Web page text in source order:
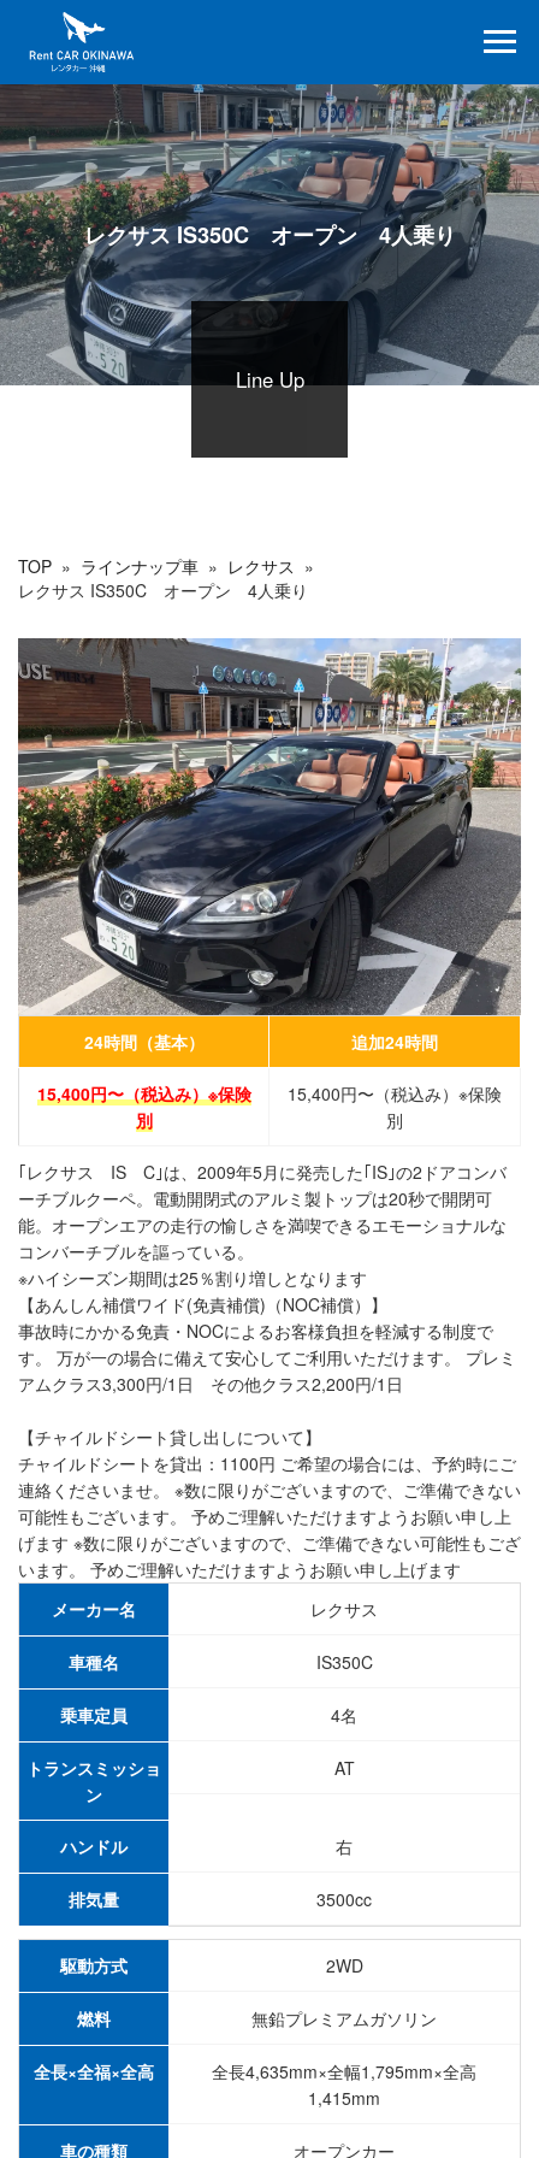
レクサス IS350C オープン 4人乗り
Line Up
TOP » ラインナップ車 » レクサス »
レクサス IS350C オープン 4人乗り
24時間（基本） 追加24時間
15,400円〜（税込み）※保険
別
15,400円〜（税込み）※保険
別
｢レクサス IS C｣は、2009年5月に発売した｢IS｣の2ドアコンバ
ーチブルクーペ。電動開閉式のアルミ製トップは20秒で開閉可
能。オープンエアの走行の愉しさを満喫できるエモーショナルな
コンバーチブルを謳っている。
※ハイシーズン期間は25％割り増しとなります
【あんしん補償ワイド(免責補償)（NOC補償）】
事故時にかかる免責・NOCによるお客様負担を軽減する制度で
す。 万が一の場合に備えて安心してご利用いただけます。 プレミ
アムクラス3,300円/1日 その他クラス2,200円/1日
【チャイルドシート貸し出しについて】
チャイルドシートを貸出：1100円 ご希望の場合には、予約時にご
連絡くださいませ。 ※数に限りがございますので、ご準備できない
可能性もございます。 予めご理解いただけますようお願い申し上
げます ※数に限りがございますので、ご準備できない可能性もござ
います。 予めご理解いただけますようお願い申し上げます
メーカー名
レクサス
車種名 IS350C
乗車定員 4名
トランスミッショ
ン
AT
ハンドル 右
排気量 3500cc
駆動方式 2WD
燃料 無鉛プレミアムガソリン
全長×全福×全高
全長4,635mm×全幅1,795mm×全高
1,415mm
車の種類 オープンカー